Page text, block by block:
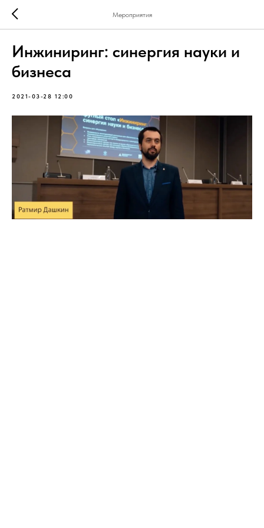
Мероприятия
Инжиниринг: синергия науки и
бизнеса
2021-03-28 12:00